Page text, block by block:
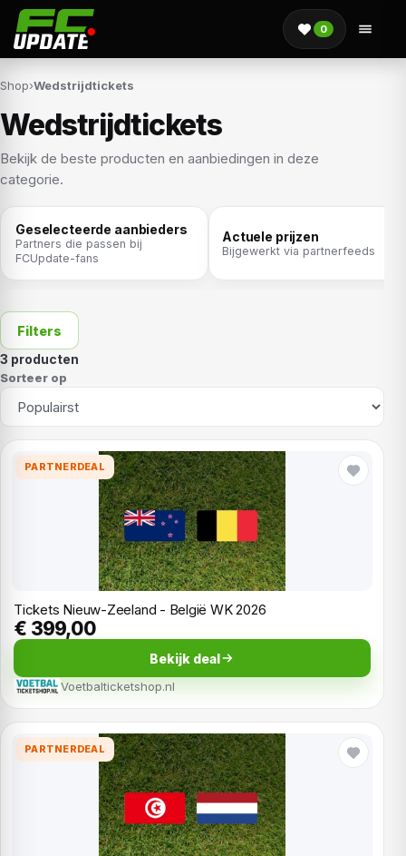
0
Shop›Wedstrijdtickets
Wedstrijdtickets
Bekijk de beste producten en aanbiedingen in deze
categorie.
Geselecteerde aanbieders
Partners die passen bij
FCUpdate-fans
Actuele prijzen
Bijgewerkt via partnerfeeds
Filters
3 producten
Sorteer op
PARTNERDEAL
Tickets Nieuw-Zeeland - België WK 2026
€ 399,00
Bekijk deal
Voetbalticketshop.nl
PARTNERDEAL